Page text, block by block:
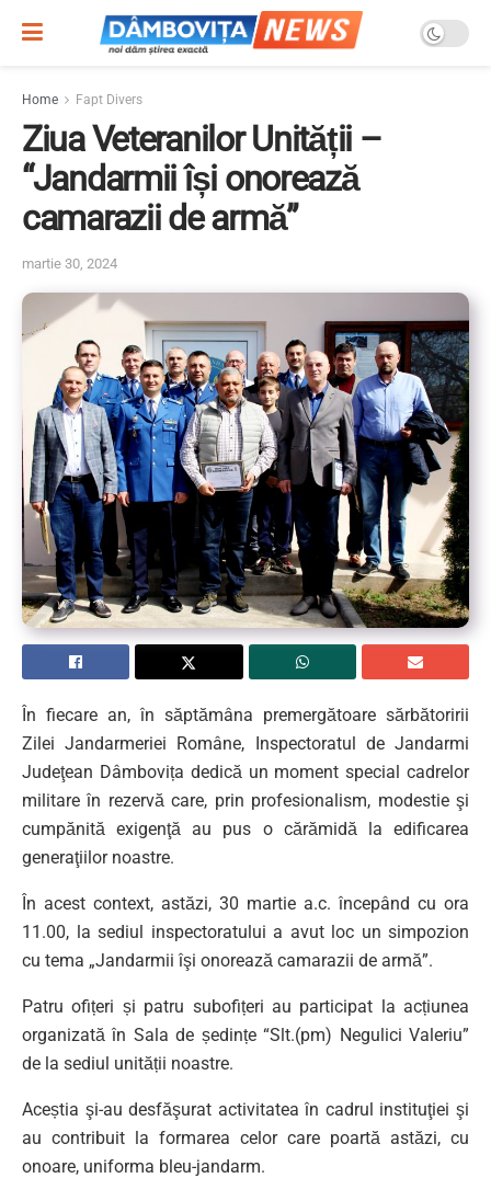
Home Fapt Divers
Ziua Veteranilor Unității –
“Jandarmii își onorează
camarazii de armă”
martie 30, 2024
În fiecare an, în săptămâna premergătoare sărbătoririi
Zilei Jandarmeriei Române, Inspectoratul de Jandarmi
Judeţean Dâmbovița dedică un moment special cadrelor
militare în rezervă care, prin profesionalism, modestie şi
cumpănită exigenţă au pus o cărămidă la edificarea
generaţiilor noastre.
În acest context, astăzi, 30 martie a.c. începând cu ora
11.00, la sediul inspectoratului a avut loc un simpozion
cu tema „Jandarmii îşi onorează camarazii de armă”.
Patru ofițeri și patru subofițeri au participat la acțiunea
organizată în Sala de ședințe “Slt.(pm) Negulici Valeriu”
de la sediul unității noastre.
Aceștia şi-au desfăşurat activitatea în cadrul instituţiei şi
au contribuit la formarea celor care poartă astăzi, cu
onoare, uniforma bleu-jandarm.